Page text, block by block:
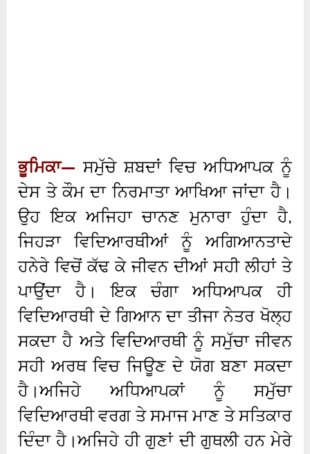
ਭੂਮਿਕਾ— ਸਮੁੱਚੇ ਸ਼ਬਦਾਂ ਵਿਚ ਅਧਿਆਪਕ ਨੂੰ
ਦੇਸ ਤੇ ਕੌਮ ਦਾ ਨਿਰਮਾਤਾ ਆਖਿਆ ਜਾਂਦਾ ਹੈ।
ਉਹ ਇਕ ਅਜਿਹਾ ਚਾਨਣ ਮੁਨਾਰਾ ਹੁੰਦਾ ਹੈ,
ਜਿਹੜਾ ਵਿਦਿਆਰਥੀਆਂ ਨੂੰ ਅਗਿਆਨਤਾਦੇ
ਹਨੇਰੇ ਵਿਚੋਂ ਕੱਢ ਕੇ ਜੀਵਨ ਦੀਆਂ ਸਹੀ ਲੀਹਾਂ ਤੇ
ਪਾਉਂਦਾ ਹੈ। ਇਕ ਚੰਗਾ ਅਧਿਆਪਕ ਹੀ
ਵਿਦਿਆਰਥੀ ਦੇ ਗਿਆਨ ਦਾ ਤੀਜਾ ਨੇਤਰ ਖੋਲ੍ਹ
ਸਕਦਾ ਹੈ ਅਤੇ ਵਿਦਿਆਰਥੀ ਨੂੰ ਸਮੁੱਚਾ ਜੀਵਨ
ਸਹੀ ਅਰਥ ਵਿਚ ਜਿਊਣ ਦੇ ਯੋਗ ਬਣਾ ਸਕਦਾ
ਹੈ।ਅਜਿਹੇ ਅਧਿਆਪਕਾਂ ਨੂੰ ਸਮੁੱਚਾ
ਵਿਦਿਆਰਥੀ ਵਰਗ ਤੇ ਸਮਾਜ ਮਾਣ ਤੇ ਸਤਿਕਾਰ
ਦਿੰਦਾ ਹੈ।ਅਜਿਹੇ ਹੀ ਗੁਣਾਂ ਦੀ ਗੁਥਲੀ ਹਨ ਮੇਰੇ